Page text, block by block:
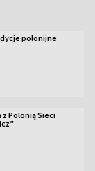
polonijne
Polonią Sieci